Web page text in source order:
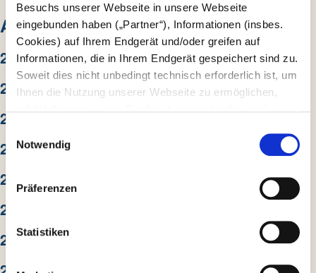
Besuchs unserer Webseite in unsere Webseite
eingebunden haben („Partner“), Informationen (insbes.
Cookies) auf Ihrem Endgerät und/oder greifen auf
Informationen, die in Ihrem Endgerät gespeichert sind zu.
Soweit dies nicht unbedingt technisch erforderlich ist, um
Ihnen die Nutzung unserer Webseite zu ermöglichen,
Erstellung von Statistiken über die Nutzung unserer
Webseite für uns, aber auch für die Partner zur eigenen
Nutzung. Details hierzu, insbesondere auch zu den
verarbeiteten Kategorien personenbezogener Daten und
Datenschutzerklärung
. Indem Sie den Button „Alle
Akzeptieren“ anklicken, erklären Sie sich – jederzeit
i
w
l
i
g
Notwendig
Präferenzen
Statistiken
ARCHIV
2026
2025
2024
2023
2022
2021
2020